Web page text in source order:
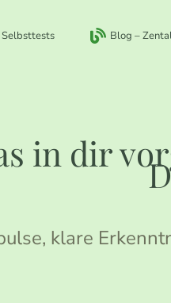
Selbsttests Blog –
in dir
klare